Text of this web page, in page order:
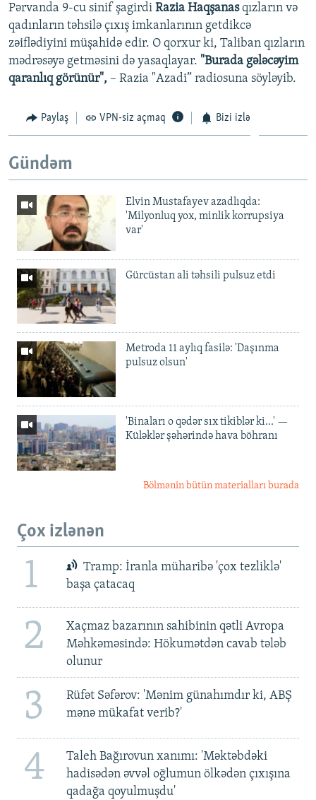
Pərvanda 9-cu sinif şagirdi Razia Haqşanasqızların və
qadınların təhsilə çıxış imkanlarının getdikcə
zəiflədiyini müşahidə edir. O qorxur ki, Taliban qızların
mədrəsəyə getməsini də yasaqlayar. "Burada gələcəyim
qaranlıq görünür", – Razia "Azadi” radiosuna söyləyib.
Paylaş VPN-siz açmaq Bizi izlə
Gündəm
Elvin Mustafayev azadlıqda:
'Milyonluq yox, minlik korrupsiya
var'
Gürcüstan ali təhsili pulsuz etdi
Metroda 11 aylıq fasilə: 'Daşınma
pulsuz olsun'
'Binaları o qədər sıx tikiblər ki...' —
Küləklər şəhərində hava böhranı
Bölmənin bütün materialları burada
Çox izlənən
1
Tramp: İranla müharibə 'çox tezliklə'
başa çatacaq
2
Xaçmaz bazarının sahibinin qətli Avropa
Məhkəməsində: Hökumətdən cavab tələb
olunur
3
Rüfət Səfərov: 'Mənim günahımdır ki, ABŞ
mənə mükafat verib?'
4
Taleh Bağırovun xanımı: 'Məktəbdəki
hadisədən əvvəl oğlumun ölkədən çıxışına
qadağa qoyulmuşdu'